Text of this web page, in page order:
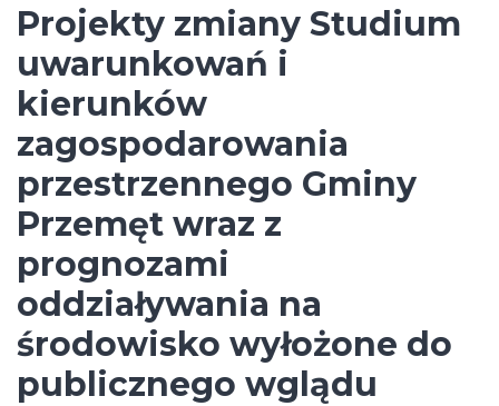
Projekty zmiany Studium
uwarunkowań i
kierunków
zagospodarowania
przestrzennego Gminy
Przemęt wraz z
prognozami
oddziaływania na
środowisko wyłożone do
publicznego wglądu